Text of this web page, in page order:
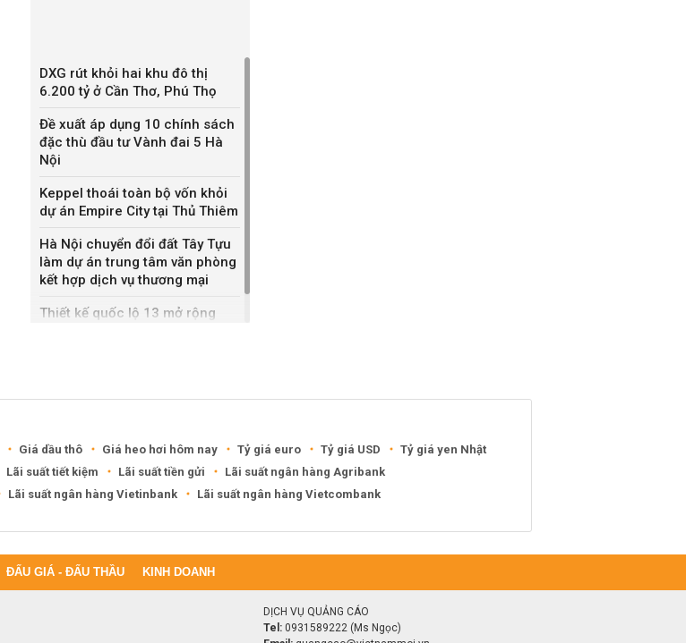
DXG rút khỏi hai khu đô thị
6.200 tỷ ở Cần Thơ, Phú Thọ
Đề xuất áp dụng 10 chính sách
đặc thù đầu tư Vành đai 5 Hà
Nội
Keppel thoái toàn bộ vốn khỏi
dự án Empire City tại Thủ Thiêm
Hà Nội chuyển đổi đất Tây Tựu
làm dự án trung tâm văn phòng
kết hợp dịch vụ thương mại
Thiết kế quốc lộ 13 mở rộng
Giá dầu thô Giá heo hơi hôm nay Tỷ giá euro Tỷ giá USD
Tỷ giá yen Nhật
Lãi suất tiết kiệm Lãi suất tiền gửi
Lãi suất ngân hàng Agribank
Lãi suất ngân hàng Vietinbank Lãi suất ngân hàng Vietcombank
ĐẤU GIÁ - ĐẤU THẦU KINH DOANH
DỊCH VỤ QUẢNG CÁO
Tel: 0931589222 (Ms Ngọc)